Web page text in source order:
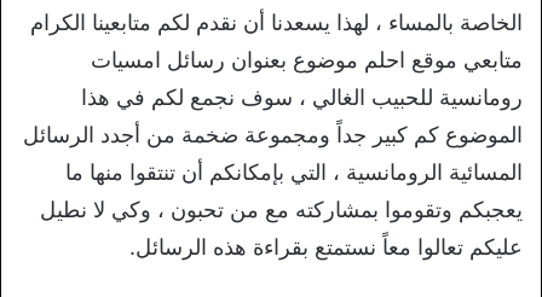
الخاصة بالمساء ، لهذا يسعدنا أن نقدم لكم متابعينا الكرام
متابعي موقع احلم موضوع بعنوان رسائل امسيات
رومانسية للحبيب الغالي ، سوف نجمع لكم في هذا
الموضوع كم كبير جداً ومجموعة ضخمة من أجدد الرسائل
المسائية الرومانسية ، التي بإمكانكم أن تنتقوا منها ما
يعجبكم وتقوموا بمشاركته مع من تحبون ، وكي لا نطيل
عليكم تعالوا معاً نستمتع بقراءة هذه الرسائل.